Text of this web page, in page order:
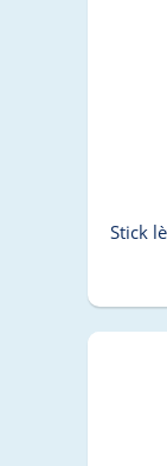
Stick